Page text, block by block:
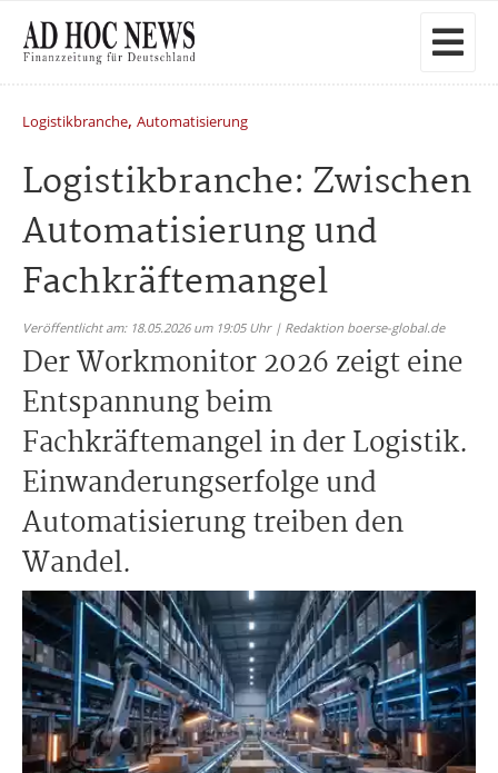
Logistikbranche, Automatisierung
Logistikbranche: Zwischen
Automatisierung und
Fachkräftemangel
Veröffentlicht am: 18.05.2026 um 19:05 Uhr | Redaktion boerse-global.de
Der Workmonitor 2026 zeigt eine
Entspannung beim
Fachkräftemangel in der Logistik.
Einwanderungserfolge und
Automatisierung treiben den
Wandel.